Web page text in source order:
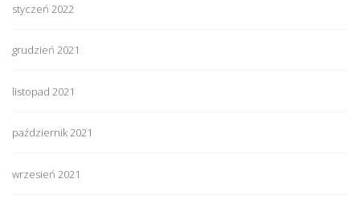
styczeń 2022
grudzień 2021
listopad 2021
październik 2021
wrzesień 2021